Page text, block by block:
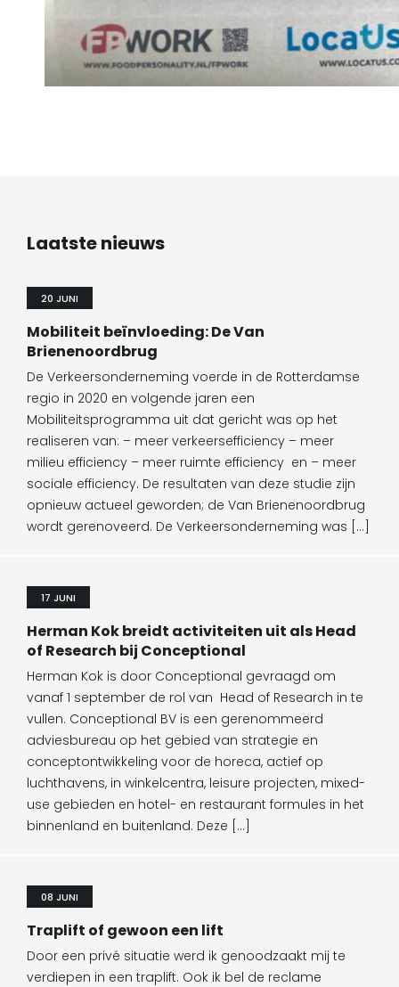
Laatste nieuws
20 JUNI
Mobiliteit beïnvloeding: De Van
Brienenoordbrug
De Verkeersonderneming voerde in de Rotterdamse
regio in 2020 en volgende jaren een
Mobiliteitsprogramma uit dat gericht was op het
realiseren van: – meer verkeersefficiency – meer
milieu efficiency – meer ruimte efficiency en – meer
sociale efficiency. De resultaten van deze studie zijn
opnieuw actueel geworden; de Van Brienenoordbrug
wordt gerenoveerd. De Verkeersonderneming was […]
17 JUNI
Herman Kok breidt activiteiten uit als Head
of Research bij Conceptional
Herman Kok is door Conceptional gevraagd om
vanaf 1 september de rol van Head of Research in te
vullen. Conceptional BV is een gerenommeerd
adviesbureau op het gebied van strategie en
conceptontwikkeling voor de horeca, actief op
luchthavens, in winkelcentra, leisure projecten, mixed-
use gebieden en hotel- en restaurant formules in het
binnenland en buitenland. Deze […]
08 JUNI
Traplift of gewoon een lift
Door een privé situatie werd ik genoodzaakt mij te
verdiepen in een traplift. Ook ik bel de reclame